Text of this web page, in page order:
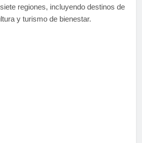
regiones, incluyendo destinos de
y turismo de bienestar.